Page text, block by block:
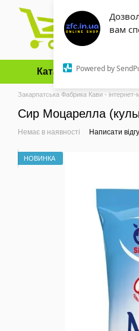
вам
Powered by
Перейти до основного контенту
Каталог Оплата і
Закарпатська Фабрика Кави - інтернет-
Сир Моцарелла
Немає в наявності Написати
НОВИНКА